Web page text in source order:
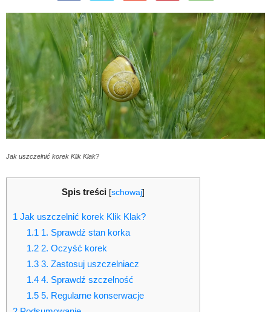
Jak uszczelnić korek Klik Klak?
Spis treści [schowaj]
1 Jak uszczelnić korek Klik Klak?
1.1 1. Sprawdź stan korka
1.22. Oczyść korek
1.33. Zastosuj uszczelniacz
1.44. Sprawdź szczelność
1.55. Regularne konserwacje